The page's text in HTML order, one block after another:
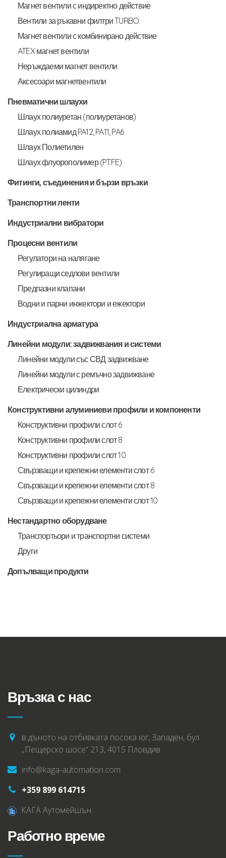
Магнет вентили с индиректно действие
Вентили за ръкавни филтри TURBO
Магнет вентили с комбинирано действие
ATEX магнет вентили
Неръждаеми магнет вентили
Аксесоари магнетвентили
Пневматични шлаухи
Шлаух полиуретан (полиуретанов)
Шлаух полиамид PA12, PA11, PA6
Шлаух Полиетилен
Шлаух флуорополимер (PTFE)
Фитинги, съединения и бързи връзки
Транспортни ленти
Индустриални вибратори
Процесни вентили
Регулатори на налягане
Регулиращи седлови вентили
Предпазни клапани
Водни и парни инжектори и ежектори
Индустриална арматура
Линейни модули: задвижвания и системи
Линейни модули със СВД задвижване
Линейни модули с ремъчно задвижване
Електрически цилиндри
Конструктивни алуминиеви профили и компоненти
Конструктивни профили слот 6
Конструктивни профили слот 8
Конструктивни профили слот 10
Свързващи и крепежни елементи слот 6
Свързващи и крепежни елементи слот 8
Свързващи и крепежни елементи слот 10
Нестандартно оборудване
Транспортьори и транспортни системи
Други
Допълващи продукти
Връзка с нас
в дъното на отбивката посока юг, Западен, бул.
„Пещерско шосе“ 213, 4015 Пловдив
info@kaga-automation.com
+359 899 614715
КАГА Аутомейшън
Работно време